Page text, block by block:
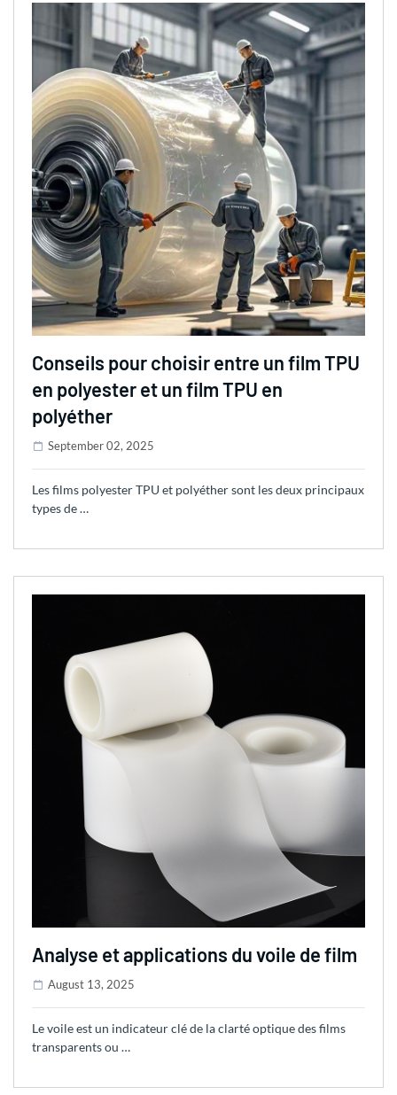
Conseils pour choisir entre un film TPU
en polyester et un film TPU en
polyéther
September 02, 2025
Les films polyester TPU et polyéther sont les deux principaux
types de …
Analyse et applications du voile de film
August 13, 2025
Le voile est un indicateur clé de la clarté optique des films
transparents ou …